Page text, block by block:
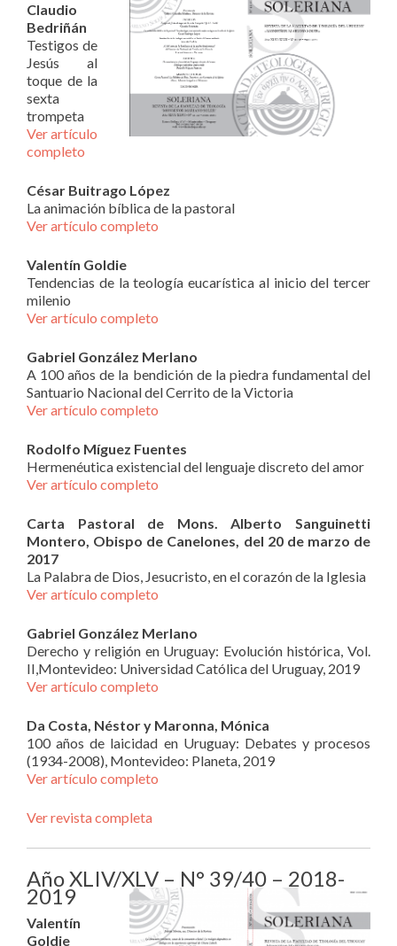
Claudio
Bedriñán
Testigos de
Jesús al
toque de la
sexta
trompeta
Ver artículo
completo
César Buitrago López
La animación bíblica de la pastoral
Ver artículo completo
Valentín Goldie
Tendencias de la teología eucarística al inicio del tercer
milenio
Ver artículo completo
Gabriel González Merlano
A 100 años de la bendición de la piedra fundamental del
Santuario Nacional del Cerrito de la Victoria
Ver artículo completo
Rodolfo Míguez Fuentes
Hermenéutica existencial del lenguaje discreto del amor
Ver artículo completo
Carta Pastoral de Mons. Alberto Sanguinetti
Montero, Obispo de Canelones, del 20 de marzo de
2017
La Palabra de Dios, Jesucristo, en el corazón de la Iglesia
Ver artículo completo
Gabriel González Merlano
Derecho y religión en Uruguay: Evolución histórica, Vol.
II,Montevideo: Universidad Católica del Uruguay, 2019
Ver artículo completo
Da Costa, Néstor y Maronna, Mónica
100 años de laicidad en Uruguay: Debates y procesos
(1934-2008), Montevideo: Planeta, 2019
Ver artículo completo
Ver revista completa
Año XLIV/XLV – N° 39/40 – 2018-
2019
Valentín
Goldie